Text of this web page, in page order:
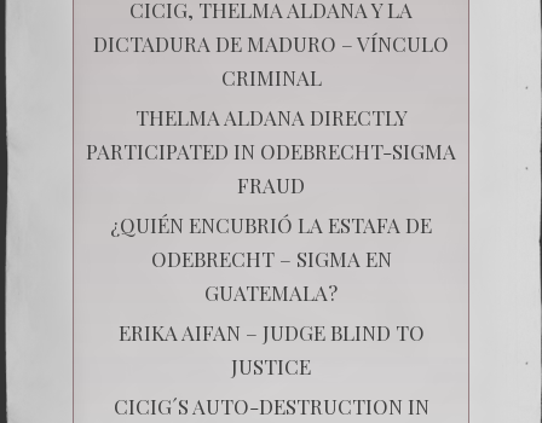
CICIG, THELMA ALDANA Y LA
DICTADURA DE MADURO – VÍNCULO
CRIMINAL
THELMA ALDANA DIRECTLY
PARTICIPATED IN ODEBRECHT-SIGMA
FRAUD
¿QUIÉN ENCUBRIÓ LA ESTAFA DE
ODEBRECHT – SIGMA EN
GUATEMALA?
ERIKA AIFAN – JUDGE BLIND TO
JUSTICE
CICIG´S AUTO-DESTRUCTION IN